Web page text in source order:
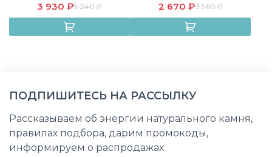
3 930 ₽5 240 ₽ 2 670 ₽3 560 ₽
ПОДПИШИТЕСЬ НА РАССЫЛКУ
Рассказываем об энергии натурального камня,
правилах подбора, дарим промокоды,
информируем о распродажах